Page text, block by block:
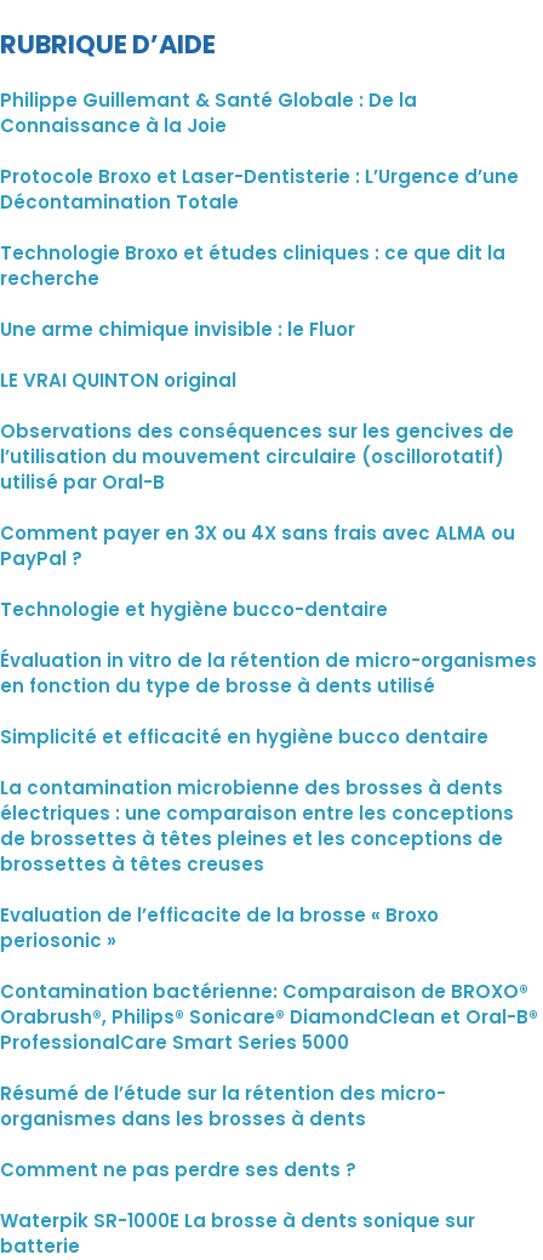
RUBRIQUE D’AIDE
Philippe Guillemant & Santé Globale : De la
Connaissance à la Joie
Protocole Broxo et Laser-Dentisterie : L’Urgence d’une
Décontamination Totale
Technologie Broxo et études cliniques : ce que dit la
recherche
Une arme chimique invisible : le Fluor
LE VRAI QUINTON original
Observations des conséquences sur les gencives de
l’utilisation du mouvement circulaire (oscillorotatif)
utilisé par Oral-B
Comment payer en 3X ou 4X sans frais avec ALMA ou
PayPal ?
Technologie et hygiène bucco-dentaire
Évaluation in vitro de la rétention de micro-organismes
en fonction du type de brosse à dents utilisé
Simplicité et efficacité en hygiène bucco dentaire
La contamination microbienne des brosses à dents
électriques : une comparaison entre les conceptions
de brossettes à têtes pleines et les conceptions de
brossettes à têtes creuses
Evaluation de l’efficacite de la brosse « Broxo
periosonic »
Contamination bactérienne: Comparaison de BROXO®
Orabrush®, Philips® Sonicare® DiamondClean et Oral-B®
ProfessionalCare Smart Series 5000
Résumé de l’étude sur la rétention des micro-
organismes dans les brosses à dents
Comment ne pas perdre ses dents ?
Waterpik SR-1000E La brosse à dents sonique sur
batterie